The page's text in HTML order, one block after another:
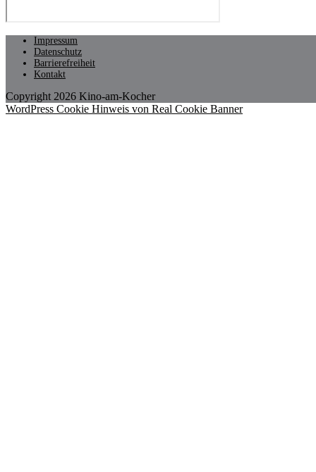
Impressum
Datenschutz
Barrierefreiheit
Kontakt
Copyright 2026 Kino-am-Kocher
WordPress Cookie Hinweis von Real Cookie Banner